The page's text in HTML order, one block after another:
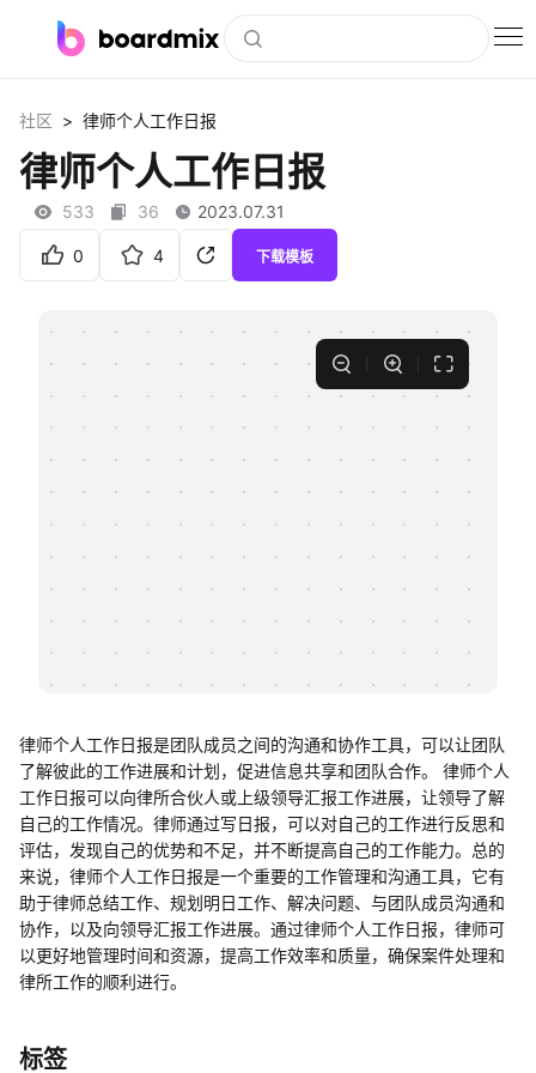
社区资源
下载
私有化部署
知识分享社区
社区 > 律师个人工作日报
律师个人工作日报
533 36 2023.07.31
0 4 下载模板
律师个人工作日报是团队成员之间的沟通和协作工具，可以让团队
了解彼此的工作进展和计划，促进信息共享和团队合作。 律师个人
工作日报可以向律所合伙人或上级领导汇报工作进展，让领导了解
自己的工作情况。律师通过写日报，可以对自己的工作进行反思和
评估，发现自己的优势和不足，并不断提高自己的工作能力。总的
来说，律师个人工作日报是一个重要的工作管理和沟通工具，它有
助于律师总结工作、规划明日工作、解决问题、与团队成员沟通和
协作，以及向领导汇报工作进展。通过律师个人工作日报，律师可
以更好地管理时间和资源，提高工作效率和质量，确保案件处理和
律所工作的顺利进行。
标签